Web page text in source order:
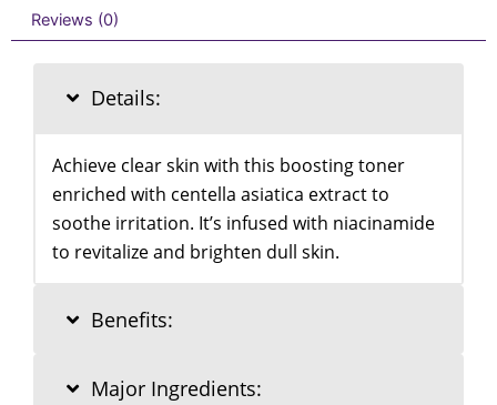
Reviews (0)
Details:
Achieve clear skin with this boosting toner
enriched with centella asiatica extract to
soothe irritation. It’s infused with niacinamide
to revitalize and brighten dull skin.
Benefits:
Major Ingredients: